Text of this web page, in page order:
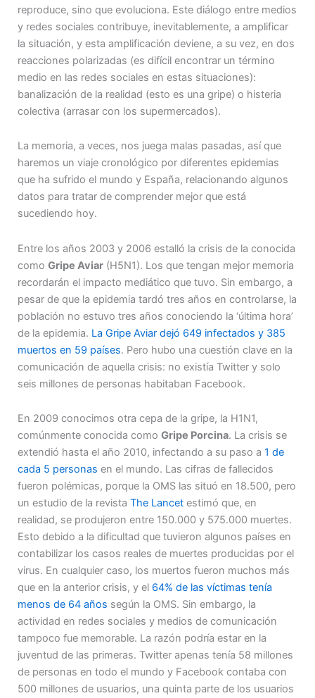
reproduce, sino que evoluciona. Este diálogo entre medios
y redes sociales contribuye, inevitablemente, a amplificar
la situación, y esta amplificación deviene, a su vez, en dos
reacciones polarizadas (es difícil encontrar un término
medio en las redes sociales en estas situaciones):
banalización de la realidad (esto es una gripe) o histeria
colectiva (arrasar con los supermercados).
La memoria, a veces, nos juega malas pasadas, así que
haremos un viaje cronológico por diferentes epidemias
que ha sufrido el mundo y España, relacionando algunos
datos para tratar de comprender mejor que está
sucediendo hoy.
Entre los años 2003 y 2006 estalló la crisis de la conocida
como Gripe Aviar(H5N1). Los que tengan mejor memoria
recordarán el impacto mediático que tuvo. Sin embargo, a
pesar de que la epidemia tardó tres años en controlarse, la
población no estuvo tres años conociendo la ‘última hora’
de la epidemia. La Gripe Aviar dejó 649 infectados y 385
muertos en 59 países. Pero hubo una cuestión clave en la
comunicación de aquella crisis: no existía Twitter y solo
seis millones de personas habitaban Facebook.
En 2009 conocimos otra cepa de la gripe, la H1N1,
comúnmente conocida como Gripe Porcina. La crisis se
extendió hasta el año 2010, infectando a su paso a 1 de
cada 5 personas en el mundo. Las cifras de fallecidos
fueron polémicas, porque la OMS las situó en 18.500, pero
un estudio de la revista The Lancetestimó que, en
realidad, se produjeron entre 150.000 y 575.000 muertes.
Esto debido a la dificultad que tuvieron algunos países en
contabilizar los casos reales de muertes producidas por el
virus. En cualquier caso, los muertos fueron muchos más
que en la anterior crisis, y el 64% de las víctimas tenía
menos de 64 años según la OMS. Sin embargo, la
actividad en redes sociales y medios de comunicación
tampoco fue memorable. La razón podría estar en la
juventud de las primeras. Twitter apenas tenía 58 millones
de personas en todo el mundo y Facebook contaba con
500 millones de usuarios, una quinta parte de los usuarios